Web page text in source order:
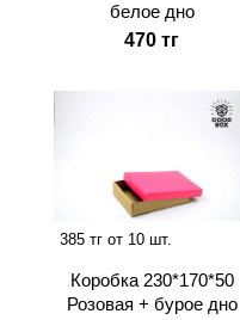
белое дно
470 тг
385 тг от 10 шт.
Коробка 230*170*50
Розовая + бурое дно